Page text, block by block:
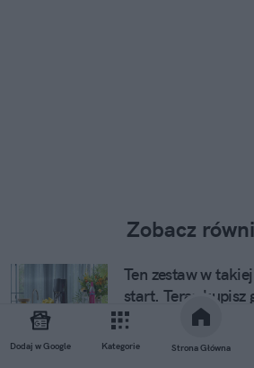
Dodaj w Google Kategorie Strona Główna
Zobacz
Ten zestaw w
start. Teraz kupisz